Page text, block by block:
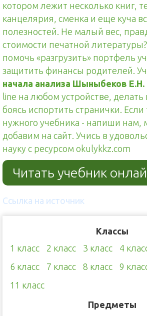
котором лежит несколько книг,
канцелярия, сменка и еще куча
полезностей. Не малый вес,
стоимости печатной
помочь «разгрузить» портфель
защитить финансы родителей.
начала анализа Шыныбеков Е.Н.
line на любом устройстве, делать
боясь испортить странички.
нужного учебника - напиши нам,
добавим на сайт. Учись в
науку с ресурсом okulykkz.com
Читать учебник
Ссылка на источник
Классы
1 класс
2 класс 3 класс 4
6 класс
7 класс 8 класс 9
11 класс
Предметы